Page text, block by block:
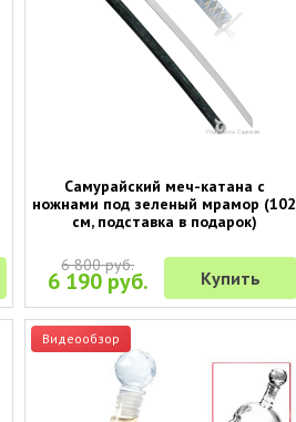
Самурайский меч-катана с
ножнами под зеленый мрамор (102
см, подставка в подарок)
6 800 руб.
6 190 руб. Купить
Видеообзор